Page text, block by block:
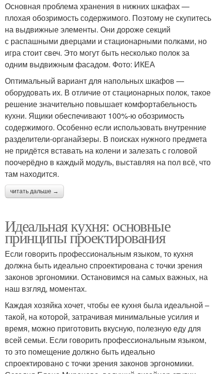
Основная проблема хранения в нижних шкафах —
плохая обозримость содержимого. Поэтому не скупитесь
на выдвижные элементы. Они дороже секций
с распашными дверцами и стационарными полками, но
игра стоит свеч. Это могут быть несколько полок за
одним выдвижным фасадом. Фото: ИКЕА
Оптимальный вариант для напольных шкафов —
оборудовать их. В отличие от стационарных полок, такое
решение значительно повышает комфортабельность
кухни. Ящики обеспечивают 100%-ю обозримость
содержимого. Особенно если использовать внутренние
разделители-органайзеры. В поисках нужного предмета
не придётся вставать на колени и залезать с головой
поочерёдно в каждый модуль, выставляя на пол всё, что
там находится.
читать дальше →
Идеальная кухня: основные
принципы проектирования
Если говорить профессиональным языком, то кухня
должна быть идеально спроектирована с точки зрения
законов эргономики. Остановимся на самых важных, на
наш взгляд, моментах.
Каждая хозяйка хочет, чтобы ее кухня была идеальной –
такой, на которой, затрачивая минимальные усилия и
время, можно приготовить вкусную, полезную еду для
всей семьи. Если говорить профессиональным языком,
то это помещение должно быть идеально
спроектировано с точки зрения законов эргономики.